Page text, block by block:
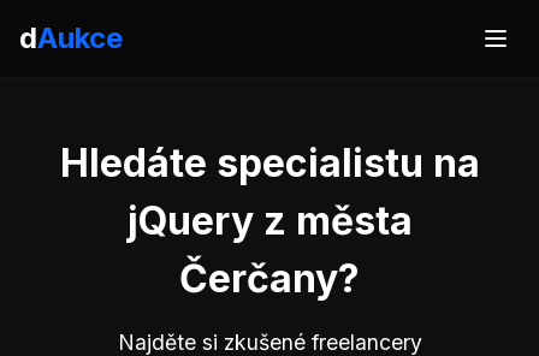
dAukce
Hledáte specialistu na
jQuery z města
Čerčany?
Najděte si zkušené freelancery